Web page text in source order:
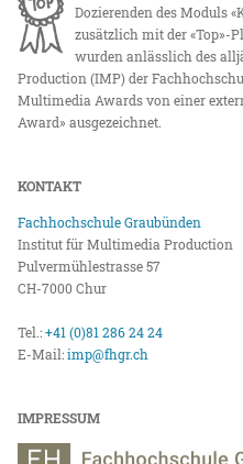
Dozierenden des Moduls
zusätzlich mit der «Top»-
wurden anlässlich des
Production (IMP) der
Multimedia Awards von einer
Award» ausgezeichnet.
KONTAKT
Fachhochschule Graubünden
Institut für Multimedia Production
Pulvermühlestrasse 57
CH-7000 Chur
Tel.:+41 (0)81 286 24 24
E-Mail:imp@fhgr.ch
IMPRESSUM